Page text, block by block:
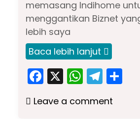
memasang Indihome
menggantikan Biznet
lebih saya
Baca lebih lanjut
F
a
c
X W
h
a
T
el
e
Leave a comment